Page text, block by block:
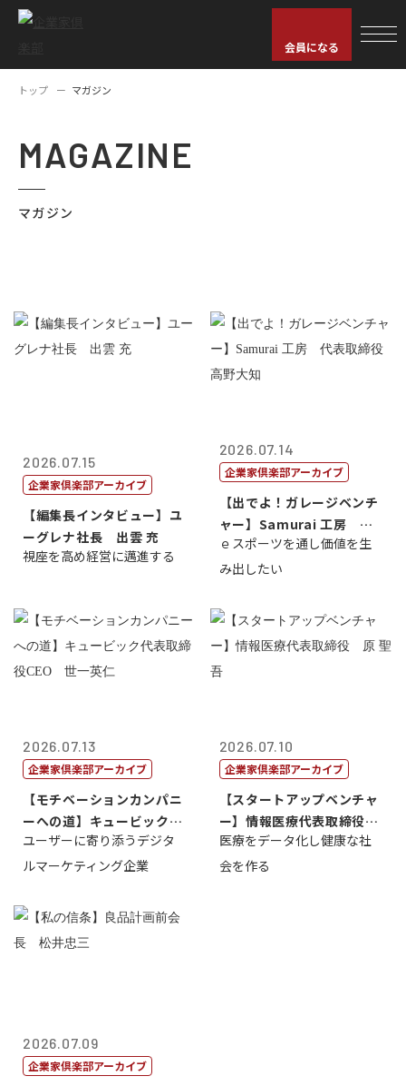
会員になる
トップ マガジン
MAGAZINE
マガジン
2026.07.15
企業家倶楽部アーカイブ
【編集長インタビュー】ユ
ーグレナ社長 出雲 充
視座を高め経営に邁進する
2026.07.14
企業家倶楽部アーカイブ
【出でよ！ガレージベンチ
ャー】Samurai 工房 代
表取締...
ｅスポーツを通し価値を生
み出したい
2026.07.13
企業家倶楽部アーカイブ
【モチベーションカンパニ
ーへの道】キュービック代
表取締役CE...
ユーザーに寄り添うデジタ
ルマーケティング企業
2026.07.10
企業家倶楽部アーカイブ
【スタートアップベンチャ
ー】情報医療代表取締役
原 聖吾
医療をデータ化し健康な社
会を作る
2026.07.09
企業家倶楽部アーカイブ